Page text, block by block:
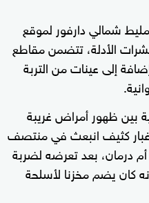
شمالي دارفور لموقع
الأدلة، تتضمن مقاطع
إلى عينات من التربة
بين ظهور أمراض غريبة
كثيف انبعث في منتصف
درمان، بعد تعرضه لضربة
كان يضم مخزنا لأسلحة